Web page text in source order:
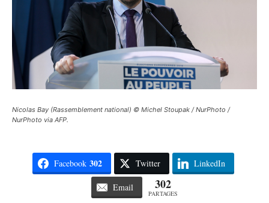
Nicolas Bay (Rassemblement national) © Michel Stoupak / NurPhoto /
NurPhoto via AFP.
Facebook 302 Twitter LinkedIn
Email 302
PARTAGES